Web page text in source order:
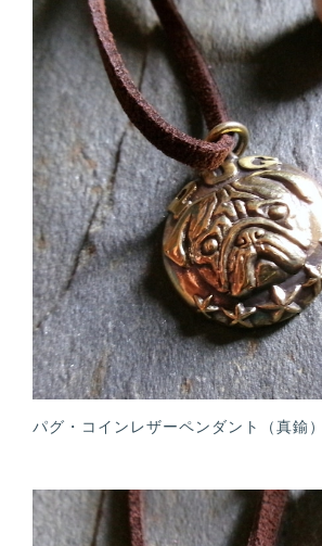
パグ・コインレザーペンダント（真鍮）